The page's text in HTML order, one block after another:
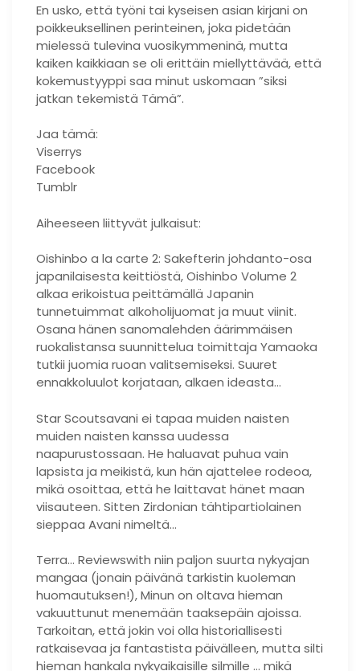
En usko, että työni tai kyseisen asian kirjani on
poikkeuksellinen perinteinen, joka pidetään
mielessä tulevina vuosikymmeninä, mutta
kaiken kaikkiaan se oli erittäin miellyttävää, että
kokemustyyppi saa minut uskomaan ”siksi
jatkan tekemistä Tämä”.
Jaa tämä:
Viserrys
Facebook
Tumblr
Aiheeseen liittyvät julkaisut:
Oishinbo a la carte 2: Sakefterin johdanto-osa
japanilaisesta keittiöstä, Oishinbo Volume 2
alkaa erikoistua peittämällä Japanin
tunnetuimmat alkoholijuomat ja muut viinit.
Osana hänen sanomalehden äärimmäisen
ruokalistansa suunnittelua toimittaja Yamaoka
tutkii juomia ruoan valitsemiseksi. Suuret
ennakkoluulot korjataan, alkaen ideasta…
Star Scoutsavani ei tapaa muiden naisten
muiden naisten kanssa uudessa
naapurustossaan. He haluavat puhua vain
lapsista ja meikistä, kun hän ajattelee rodeoa,
mikä osoittaa, että he laittavat hänet maan
viisauteen. Sitten Zirdonian tähtipartiolainen
sieppaa Avani nimeltä…
Terra… Reviewswith niin paljon suurta nykyajan
mangaa (jonain päivänä tarkistin kuoleman
huomautuksen!), Minun on oltava hieman
vakuuttunut menemään taaksepäin ajoissa.
Tarkoitan, että jokin voi olla historiallisesti
ratkaisevaa ja fantastista päivälleen, mutta silti
hieman hankala nykyaikaisille silmille … mikä